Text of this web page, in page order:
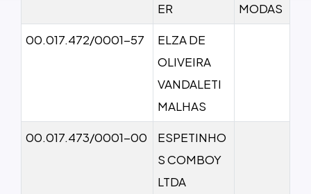
ER MODAS
00.017.472/0001-57
ELZA DE
OLIVEIRA
VANDALETI
MALHAS
00.017.473/0001-00
ESPETINHO
S COMBOY
LTDA